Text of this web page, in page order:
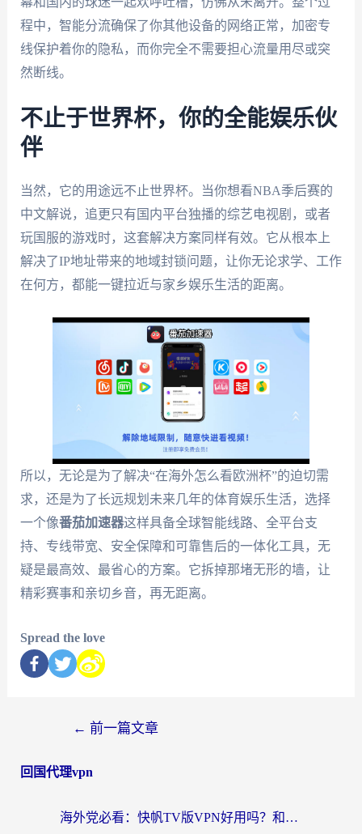
程中，智能分流确保了你其他设备的网络正常，加密专
线保护着你的隐私，而你完全不需要担心流量用尽或突
然断线。
不止于世界杯，你的全能娱乐伙
伴
当然，它的用途远不止世界杯。当你想看NBA季后赛的
中文解说，追更只有国内平台独播的综艺电视剧，或者
玩国服的游戏时，这套解决方案同样有效。它从根本上
解决了IP地址带来的地域封锁问题，让你无论求学、工作
在何方，都能一键拉近与家乡娱乐生活的距离。
所以，无论是为了解决“在海外怎么看欧洲杯”的迫切需
求，还是为了长远规划未来几年的体育娱乐生活，选择
一个像番茄加速器这样具备全球智能线路、全平台支
持、专线带宽、安全保障和可靠售后的一体化工具，无
疑是最高效、最省心的方案。它拆掉那堵无形的墙，让
精彩赛事和亲切乡音，再无距离。
Spread the love
← 前一篇文章
回国代理vpn
海外党必看：快帆TV版VPN好用吗？和快游VPN对比哪个回国效果更好？附实用避坑指南